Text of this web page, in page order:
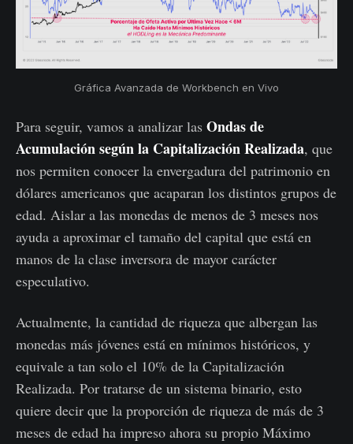
Gráfica Avanzada de Workbench en Vivo
Para seguir, vamos a analizar las Ondas de
Acumulación según la Capitalización Realizada, que
nos permiten conocer la envergadura del patrimonio en
dólares americanos que acaparan los distintos grupos de
edad. Aislar a las monedas de menos de 3 meses nos
ayuda a aproximar el tamaño del capital que está en
manos de la clase inversora de mayor carácter
especulativo.
Actualmente, la cantidad de riqueza que albergan las
monedas más jóvenes está en mínimos históricos, y
equivale a tan solo el 10% de la Capitalización
Realizada. Por tratarse de un sistema binario, esto
quiere decir que la proporción de riqueza de más de 3
meses de edad ha impreso ahora su propio Máximo